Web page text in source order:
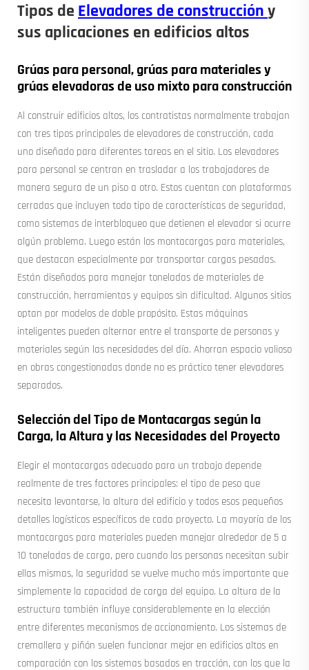
Tipos de Elevadores de construcción y
sus aplicaciones en edificios altos
Grúas para personal, grúas para materiales y
grúas elevadoras de uso mixto para construcción
Al construir edificios altos, los contratistas normalmente trabajan
con tres tipos principales de elevadores de construcción, cada
uno diseñado para diferentes tareas en el sitio. Los elevadores
para personal se centran en trasladar a los trabajadores de
manera segura de un piso a otro. Estos cuentan con plataformas
cerradas que incluyen todo tipo de características de seguridad,
como sistemas de interbloqueo que detienen el elevador si ocurre
algún problema. Luego están los montacargas para materiales,
que destacan especialmente por transportar cargas pesadas.
Están diseñados para manejar toneladas de materiales de
construcción, herramientas y equipos sin dificultad. Algunos sitios
optan por modelos de doble propósito. Estas máquinas
inteligentes pueden alternar entre el transporte de personas y
materiales según las necesidades del día. Ahorran espacio valioso
en obras congestionadas donde no es práctico tener elevadores
separados.
Selección del Tipo de Montacargas según la
Carga, la Altura y las Necesidades del Proyecto
Elegir el montacargas adecuado para un trabajo depende
realmente de tres factores principales: el tipo de peso que
necesita levantarse, la altura del edificio y todos esos pequeños
detalles logísticos específicos de cada proyecto. La mayoría de los
montacargas para materiales pueden manejar alrededor de 5 a
10 toneladas de carga, pero cuando las personas necesitan subir
ellas mismas, la seguridad se vuelve mucho más importante que
simplemente la capacidad de carga del equipo. La altura de la
estructura también influye considerablemente en la elección
entre diferentes mecanismos de accionamiento. Los sistemas de
cremallera y piñón suelen funcionar mejor en edificios altos en
comparación con los sistemas basados en tracción, con los que la